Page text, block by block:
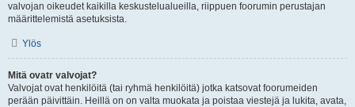
valvojan oikeudet kaikilla keskustelualueilla, riippuen foorumin perustajan
määrittelemistä asetuksista.
Ylös
Mitä ovatr valvojat?
Valvojat ovat henkilöitä (tai ryhmä henkilöitä) jotka katsovat foorumeiden
perään päivittäin. Heillä on on valta muokata ja poistaa viestejä ja lukita, avata,